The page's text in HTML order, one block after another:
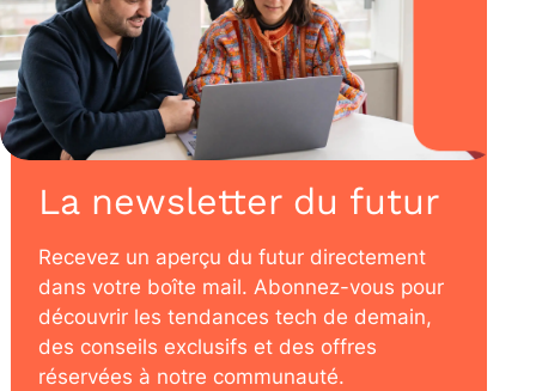
La newsletter du futur
Recevez un aperçu du futur directement
dans votre boîte mail. Abonnez-vous pour
découvrir les tendances tech de demain,
des conseils exclusifs et des offres
réservées à notre communauté.